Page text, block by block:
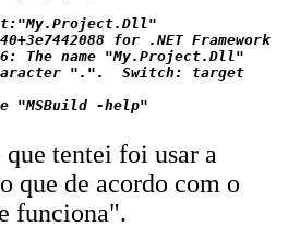
for .NET Framework
The name "My.Project.Dll"
".".  Switch: target
tentei foi usar a
que de acordo com o
funciona".